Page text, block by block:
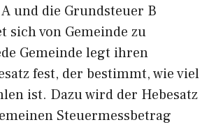
und die Grundsteuer B
sich von Gemeinde zu
Gemeinde legt ihren
fest, der bestimmt, wie viel
ist. Dazu wird der Hebesatz
Steuermessbetrag